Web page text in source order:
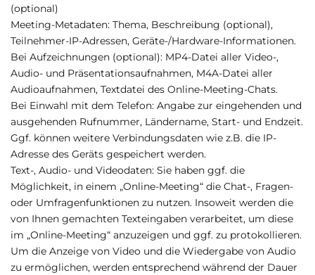
(optional)
Meeting-Metadaten: Thema, Beschreibung (optional),
Teilnehmer-IP-Adressen, Geräte-/Hardware-Informationen.
Bei Aufzeichnungen (optional): MP4-Datei aller Video-,
Audio- und Präsentationsaufnahmen, M4A-Datei aller
Audioaufnahmen, Textdatei des Online-Meeting-Chats.
Bei Einwahl mit dem Telefon: Angabe zur eingehenden und
ausgehenden Rufnummer, Ländername, Start- und Endzeit.
Ggf. können weitere Verbindungsdaten wie z.B. die IP-
Adresse des Geräts gespeichert werden.
Text-, Audio- und Videodaten: Sie haben ggf. die
Möglichkeit, in einem „Online-Meeting“ die Chat-, Fragen-
oder Umfragenfunktionen zu nutzen. Insoweit werden die
von Ihnen gemachten Texteingaben verarbeitet, um diese
im „Online-Meeting“ anzuzeigen und ggf. zu protokollieren.
Um die Anzeige von Video und die Wiedergabe von Audio
zu ermöglichen, werden entsprechend während der Dauer